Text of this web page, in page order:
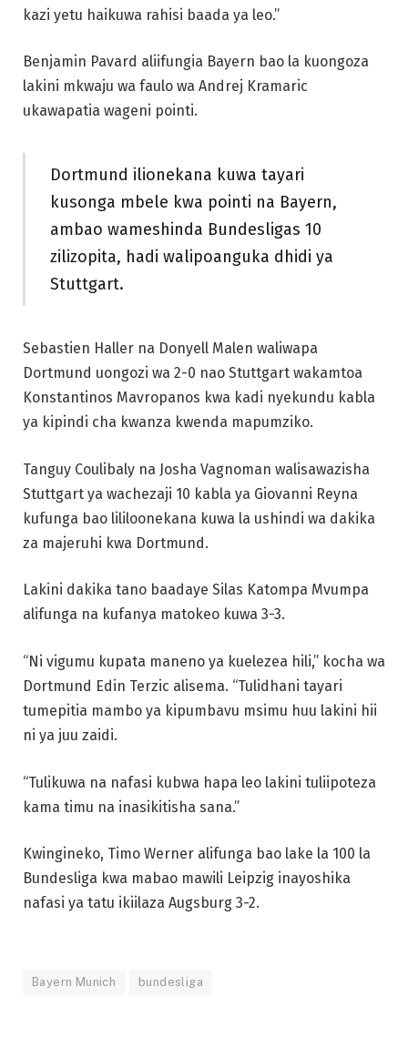
kazi yetu haikuwa rahisi baada ya leo.”
Benjamin Pavard aliifungia Bayern bao la kuongoza
lakini mkwaju wa faulo wa Andrej Kramaric
ukawapatia wageni pointi.
Dortmund ilionekana kuwa tayari
kusonga mbele kwa pointi na Bayern,
ambao wameshinda Bundesligas 10
zilizopita, hadi walipoanguka dhidi ya
Stuttgart.
Sebastien Haller na Donyell Malen waliwapa
Dortmund uongozi wa 2-0 nao Stuttgart wakamtoa
Konstantinos Mavropanos kwa kadi nyekundu kabla
ya kipindi cha kwanza kwenda mapumziko.
Tanguy Coulibaly na Josha Vagnoman walisawazisha
Stuttgart ya wachezaji 10 kabla ya Giovanni Reyna
kufunga bao lililoonekana kuwa la ushindi wa dakika
za majeruhi kwa Dortmund.
Lakini dakika tano baadaye Silas Katompa Mvumpa
alifunga na kufanya matokeo kuwa 3-3.
“Ni vigumu kupata maneno ya kuelezea hili,” kocha wa
Dortmund Edin Terzic alisema. “Tulidhani tayari
tumepitia mambo ya kipumbavu msimu huu lakini hii
ni ya juu zaidi.
“Tulikuwa na nafasi kubwa hapa leo lakini tuliipoteza
kama timu na inasikitisha sana.”
Kwingineko, Timo Werner alifunga bao lake la 100 la
Bundesliga kwa mabao mawili Leipzig inayoshika
nafasi ya tatu ikiilaza Augsburg 3-2.
Bayern Munich bundesliga